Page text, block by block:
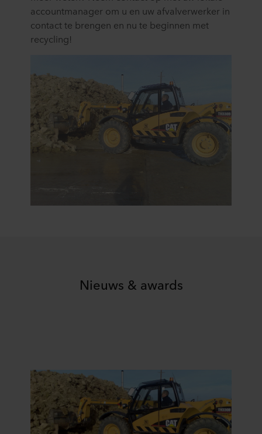
accountmanager om u en uw afvalverwerker in
contact te brengen en nu te beginnen met
recycling!
Nieuws & awards